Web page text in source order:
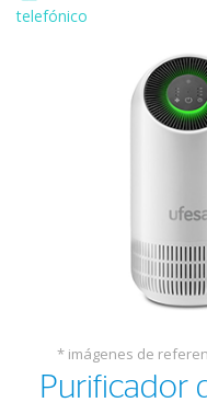
telefónico
* imágenes de
Purificador